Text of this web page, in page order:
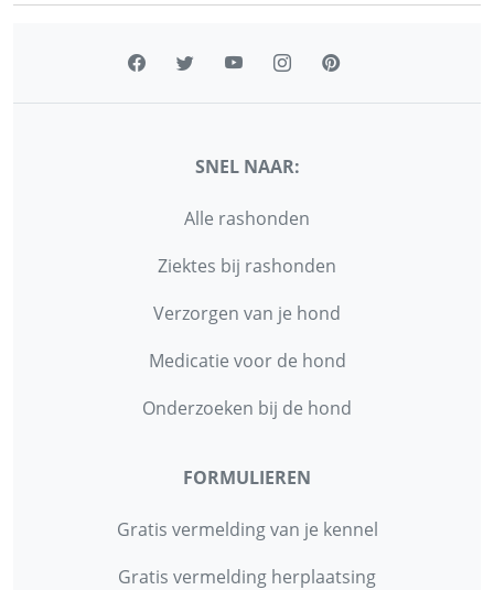
SNEL NAAR:
Alle rashonden
Ziektes bij rashonden
Verzorgen van je hond
Medicatie voor de hond
Onderzoeken bij de hond
FORMULIEREN
Gratis vermelding van je kennel
Gratis vermelding herplaatsing